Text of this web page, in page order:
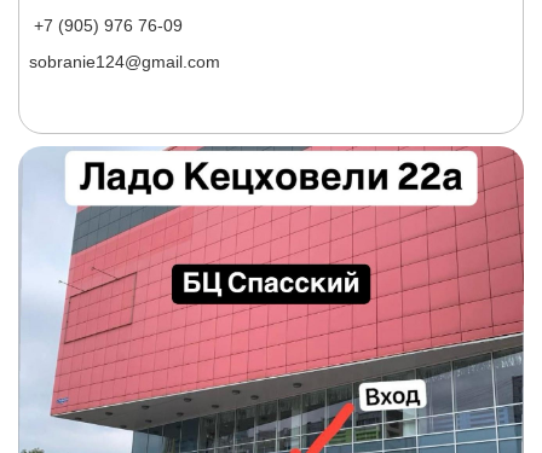
+7 (905) 976 76-09
sobranie124@gmail.com